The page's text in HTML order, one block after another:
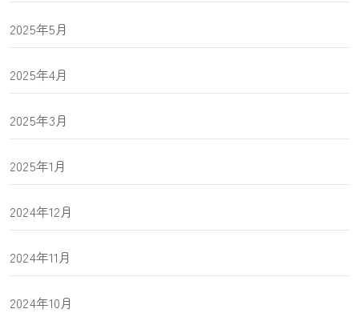
2025年5月
2025年4月
2025年3月
2025年1月
2024年12月
2024年11月
2024年10月